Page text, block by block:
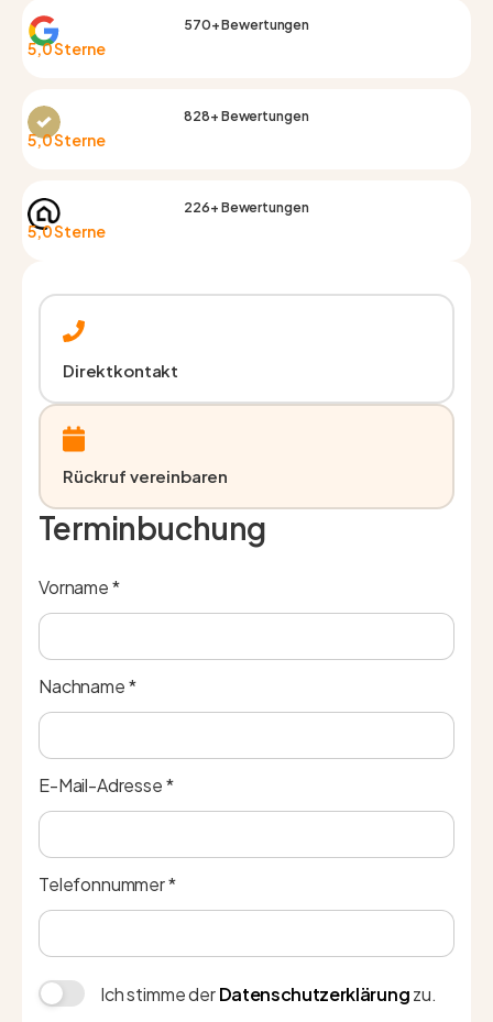
570+ Bewertungen
5,0 Sterne
828+ Bewertungen
5,0 Sterne
226+ Bewertungen
5,0 Sterne
Direktkontakt
Rückruf vereinbaren
Terminbuchung
Vorname *
Nachname *
E-Mail-Adresse *
Telefonnummer *
Ich stimme derDatenschutzerklärungzu.